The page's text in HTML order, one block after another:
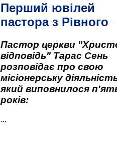
Перший ювілей
пастора з Рівного
Пастор церкви
відповідь" Тарас Сень
розповідає про свою
місіонерську
який виповнилося
років:
...